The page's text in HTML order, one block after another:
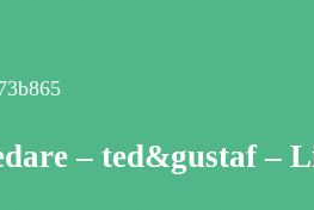
– ted&gustaf –